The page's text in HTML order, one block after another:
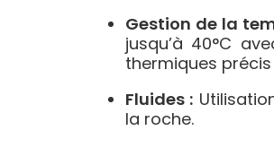
Gestion de la
jusqu’à 40°C
thermiques
Fluides :
la roche.